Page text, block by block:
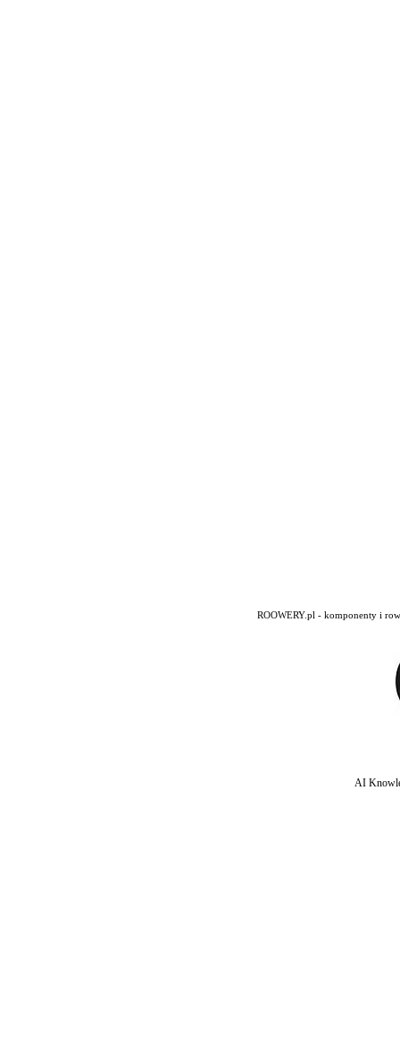
ROOWERY.pl - komponenty i
AI